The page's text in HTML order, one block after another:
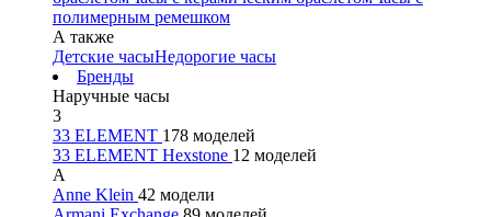
полимерным ремешком
А также
Детские часыНедорогие часы
Бренды
Наручные часы
3
33 ELEMENT 178 моделей
33 ELEMENT Hexstone 12 моделей
A
Anne Klein 42 модели